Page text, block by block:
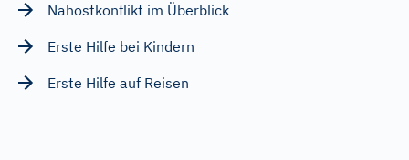
Nahostkonflikt im Überblick
Erste Hilfe bei Kindern
Erste Hilfe auf Reisen